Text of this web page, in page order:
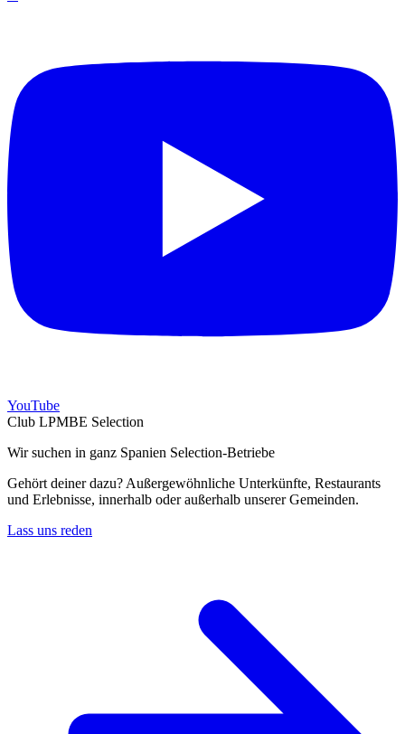
YouTube
Club LPMBE Selection
Wir suchen in ganz Spanien Selection-Betriebe
Gehört deiner dazu? Außergewöhnliche Unterkünfte, Restaurants
und Erlebnisse, innerhalb oder außerhalb unserer Gemeinden.
Lass uns reden